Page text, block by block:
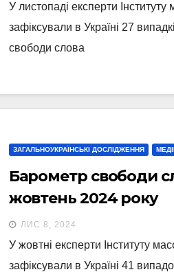
У листопаді експерти Інституту
зафіксували в Україні 27
свободи слова
ЗАГАЛЬНОУКРАЇНСЬКІ ДОСЛІДЖЕННЯ
Барометр свободи
жовтень 2024 року
ЛИС 8, 2024
У жовтні експерти Інституту
зафіксували в Україні 41